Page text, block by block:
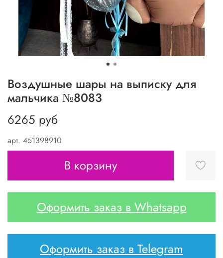
арт. 451398910
Воздушные шары на выписку для
мальчика №8083
6265 руб
В корзину
Оформить заказ в Whatsapp
Оформить заказ в Telegram